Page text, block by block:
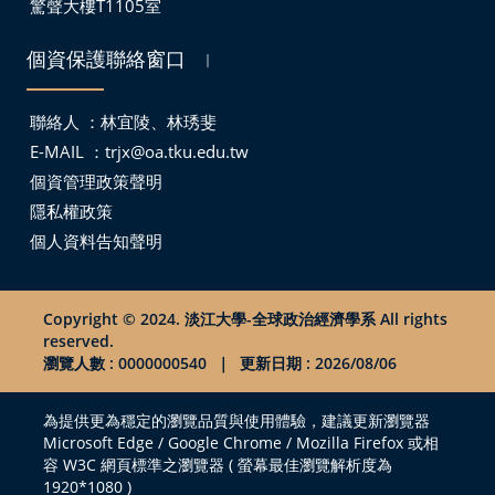
驚聲大樓T1105室
個資保護聯絡窗口 ｜
聯絡人 ：林宜陵、林琇斐
E-MAIL ： trjx@oa.tku.edu.tw
個資管理政策聲明
隱私權政策
個人資料告知聲明
Copyright © 2024. 淡江大學-全球政治經濟學系 All rights
reserved.
瀏覽人數 : 0000000540
｜ 更新日期 : 2026/08/06
為提供更為穩定的瀏覽品質與使用體驗，建議更新瀏覽器
Microsoft Edge / Google Chrome / Mozilla Firefox 或相
容 W3C 網頁標準之瀏覽器 ( 螢幕最佳瀏覽解析度為
1920*1080 )